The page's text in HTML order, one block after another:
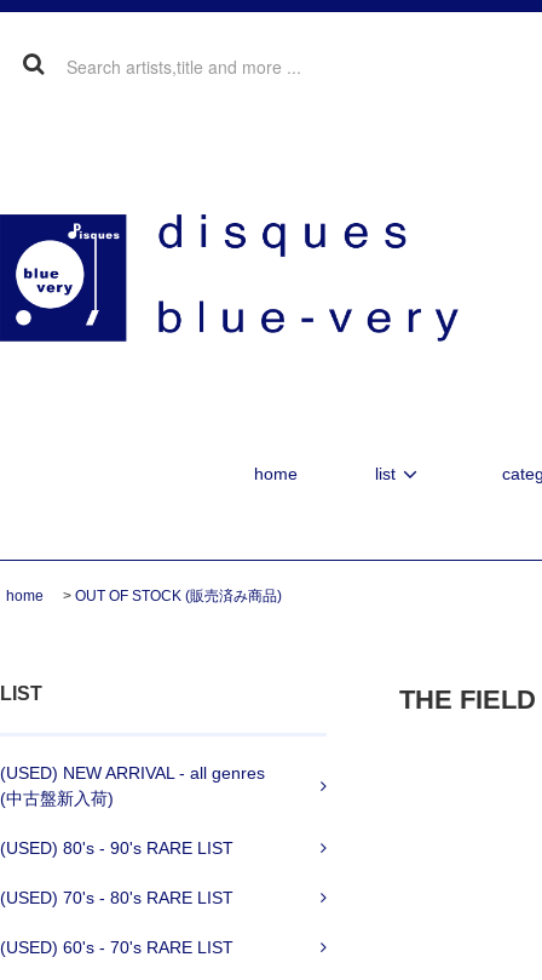
home list
home > OUT OF STOCK (販売済み商品)
LIST
(USED) NEW ARRIVAL - all genres
(中古盤新入荷)
(USED) 80's - 90's RARE LIST
(USED) 70's - 80's RARE LIST
(USED) 60's - 70's RARE LIST
THE